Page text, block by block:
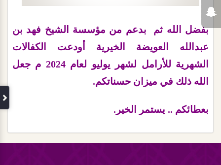
بفضل الله ثم بدعم من مؤسسة الشيخ فهد بن
عبدالله العويضة الخيرية أودعت الكفالات
الشهرية للأرامل لشهر يوليو لعام 2024 م جعل
الله ذلك في ميزان حسناتكم.
بعطائكم .. يستمر الخير.